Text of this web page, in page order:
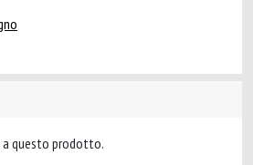
a questo prodotto.